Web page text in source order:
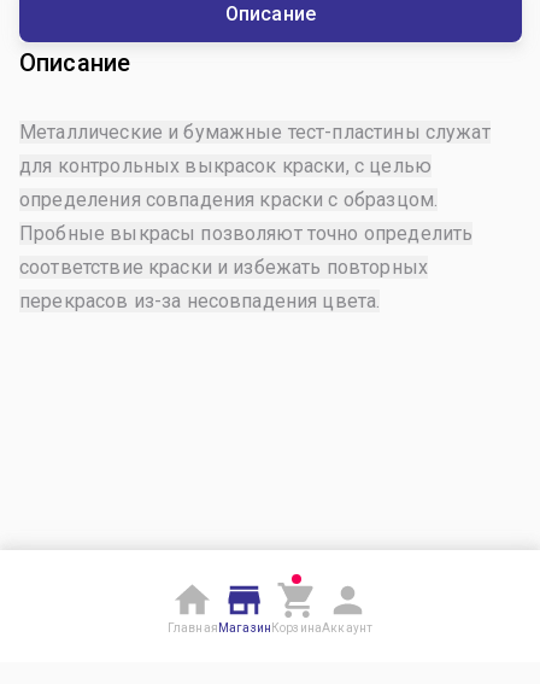
Описание
Описание
Металлические и бумажные тест-пластины служат
для контрольных выкрасок краски, с целью
определения совпадения краски с образцом.
Пробные выкрасы позволяют точно определить
соответствие краски и избежать повторных
перекрасов из-за несовпадения цвета.
Главная Магазин КорзинаАккаунт